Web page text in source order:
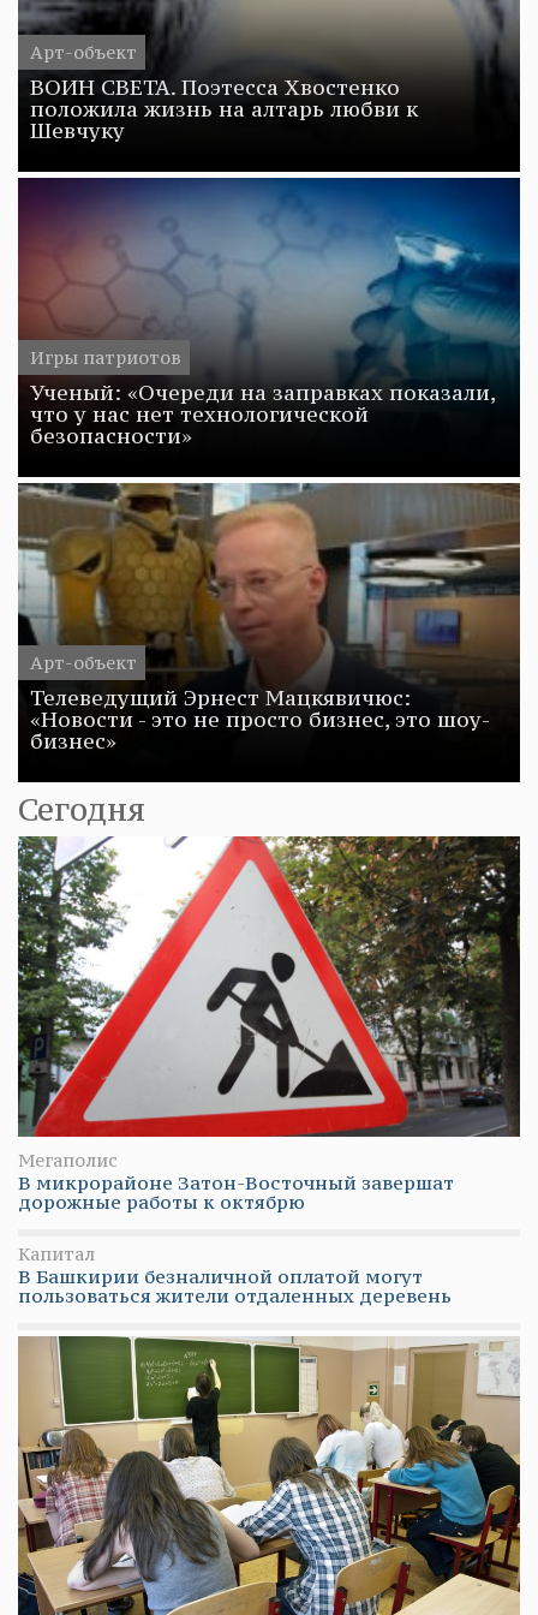
Арт-объект
ВОИН СВЕТА. Поэтесса Хвостенко
положила жизнь на алтарь любви к
Шевчуку
Игры патриотов
Ученый: «Очереди на заправках показали,
что у нас нет технологической
безопасности»
Арт-объект
Телеведущий Эрнест Мацкявичюс:
«Новости - это не просто бизнес, это шоу-
бизнес»
Сегодня
Мегаполис
В микрорайоне Затон-Восточный завершат
дорожные работы к октябрю
Капитал
В Башкирии безналичной оплатой могут
пользоваться жители отдаленных деревень